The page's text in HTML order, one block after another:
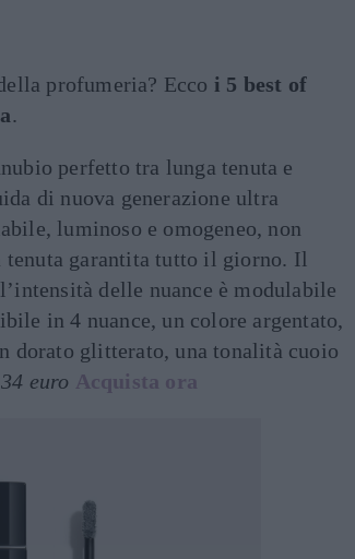
profumeria? Ecco i 5 best of
.
perfetto tra lunga tenuta e
di nuova generazione ultra
luminoso e omogeneo, non
tenuta garantita tutto il giorno. Il
delle nuance è modulabile
in 4 nuance, un colore argentato,
dorato glitterato, una tonalità cuoio
euro Acquista ora